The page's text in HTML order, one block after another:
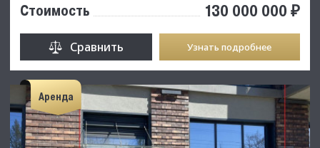
Стоимость 130 000 000 ₽
Сравнить Узнать подробнее
Аренда